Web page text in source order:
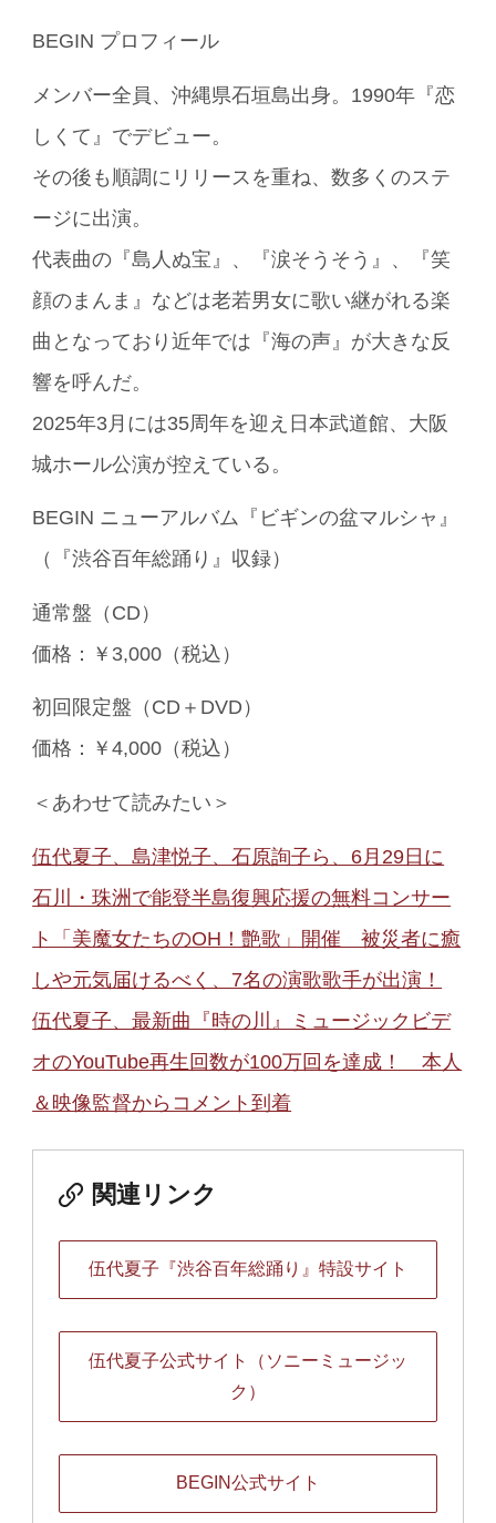
BEGIN プロフィール
メンバー全員、沖縄県石垣島出身。1990年『恋
しくて』でデビュー。
その後も順調にリリースを重ね、数多くのステ
ージに出演。
代表曲の『島人ぬ宝』、『涙そうそう』、『笑
顔のまんま』などは老若男女に歌い継がれる楽
曲となっており近年では『海の声』が大きな反
響を呼んだ。
2025年3月には35周年を迎え日本武道館、大阪
城ホール公演が控えている。
BEGIN ニューアルバム『ビギンの盆マルシャ』
（『渋谷百年総踊り』収録）
通常盤（CD）
価格：￥3,000（税込）
初回限定盤（CD＋DVD）
価格：￥4,000（税込）
＜あわせて読みたい＞
伍代夏子、島津悦子、石原詢子ら、6月29日に
石川・珠洲で能登半島復興応援の無料コンサー
ト「美魔女たちのOH！艶歌」開催 被災者に癒
しや元気届けるべく、7名の演歌歌手が出演！
伍代夏子、最新曲『時の川』ミュージックビデ
オのYouTube再生回数が100万回を達成！ 本人
＆映像監督からコメント到着
関連リンク
伍代夏子『渋谷百年総踊り』特設サイト
伍代夏子公式サイト（ソニーミュージッ
ク）
BEGIN公式サイト